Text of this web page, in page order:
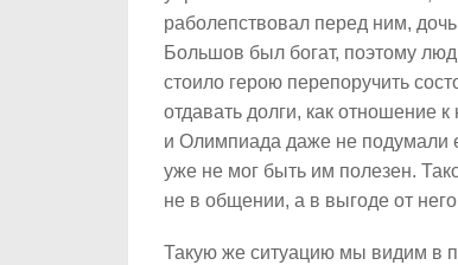
раболепствовал перед ним,
Большов был богат, поэтому
стоило герою перепоручить
отдавать долги, как отношение
и Олимпиада даже не подумали
уже не мог быть им полезен.
не в общении, а в выгоде от
Такую же ситуацию мы видим в